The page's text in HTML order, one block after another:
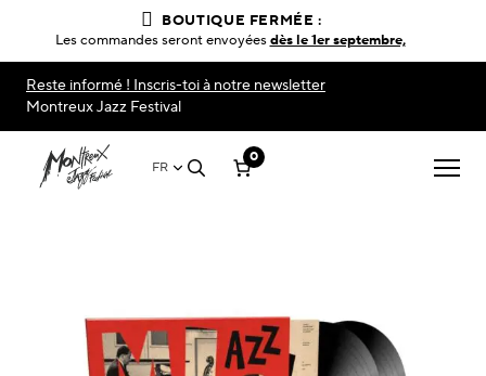
Reste informé ! Inscris-toi à notre newsletter
Montreux Jazz Festival
FR
0
BOUTIQUE FERMÉE :
Les commandes seront envoyéesdès le 1er septembre,